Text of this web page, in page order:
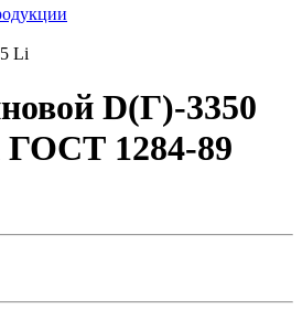
Li
D(Г)-3350
ГОСТ 1284-89